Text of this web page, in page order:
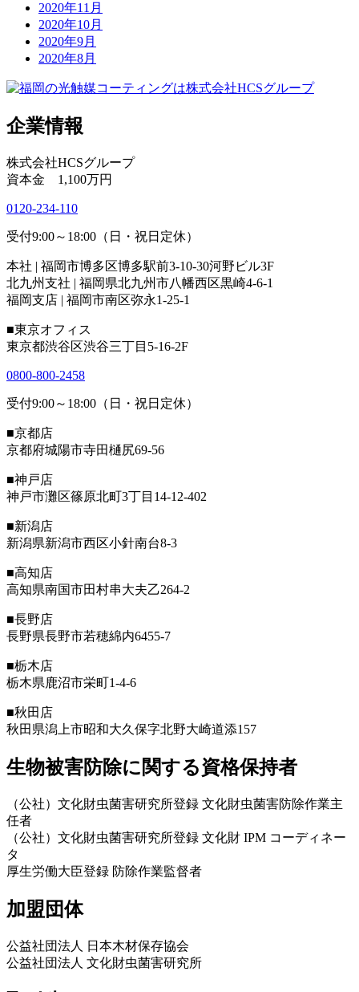
2020年11月
2020年10月
2020年9月
2020年8月
企業情報
株式会社HCSグループ
資本金 1,100万円
0120-234-110
受付9:00～18:00（日・祝日定休）
本社 | 福岡市博多区博多駅前3-10-30河野ビル3F
北九州支社 | 福岡県北九州市八幡西区黒崎4-6-1
福岡支店 | 福岡市南区弥永1-25-1
■東京オフィス
東京都渋谷区渋谷三丁目5-16-2F
0800-800-2458
受付9:00～18:00（日・祝日定休）
■京都店
京都府城陽市寺田樋尻69-56
■神戸店
神戸市灘区篠原北町3丁目14-12-402
■新潟店
新潟県新潟市西区小針南台8-3
■高知店
高知県南国市田村串大夫乙264-2
■長野店
長野県長野市若穂綿内6455-7
■栃木店
栃木県鹿沼市栄町1-4-6
■秋田店
秋田県潟上市昭和大久保字北野大崎道添157
生物被害防除に関する資格保持者
（公社）文化財虫菌害研究所登録 文化財虫菌害防除作業主
任者
（公社）文化財虫菌害研究所登録 文化財 IPM コーディネー
タ
厚生労働大臣登録 防除作業監督者
加盟団体
公益社団法人 日本木材保存協会
公益社団法人 文化財虫菌害研究所